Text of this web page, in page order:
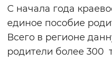
Монохромный
С начала года
единое пособие
Всего в регионе
родители более 300